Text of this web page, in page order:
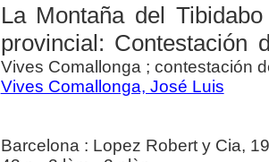
La Montaña del
provincial: Contestación
Vives Comallonga ; contestación
Vives Comallonga, José Luis
Barcelona : Lopez Robert y Cia,